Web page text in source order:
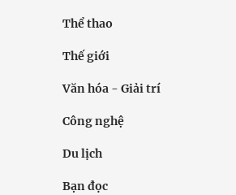
Thể thao
Thế giới
Văn hóa - Giải trí
Công nghệ
Du lịch
Bạn đọc